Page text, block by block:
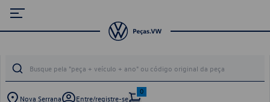
Nova Serrana Entre/registre-se
0